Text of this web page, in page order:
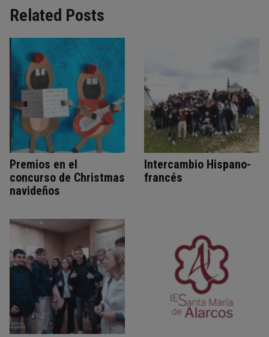
Related Posts
Premios en el
concurso de Christmas
navideños
Intercambio Hispano-
francés